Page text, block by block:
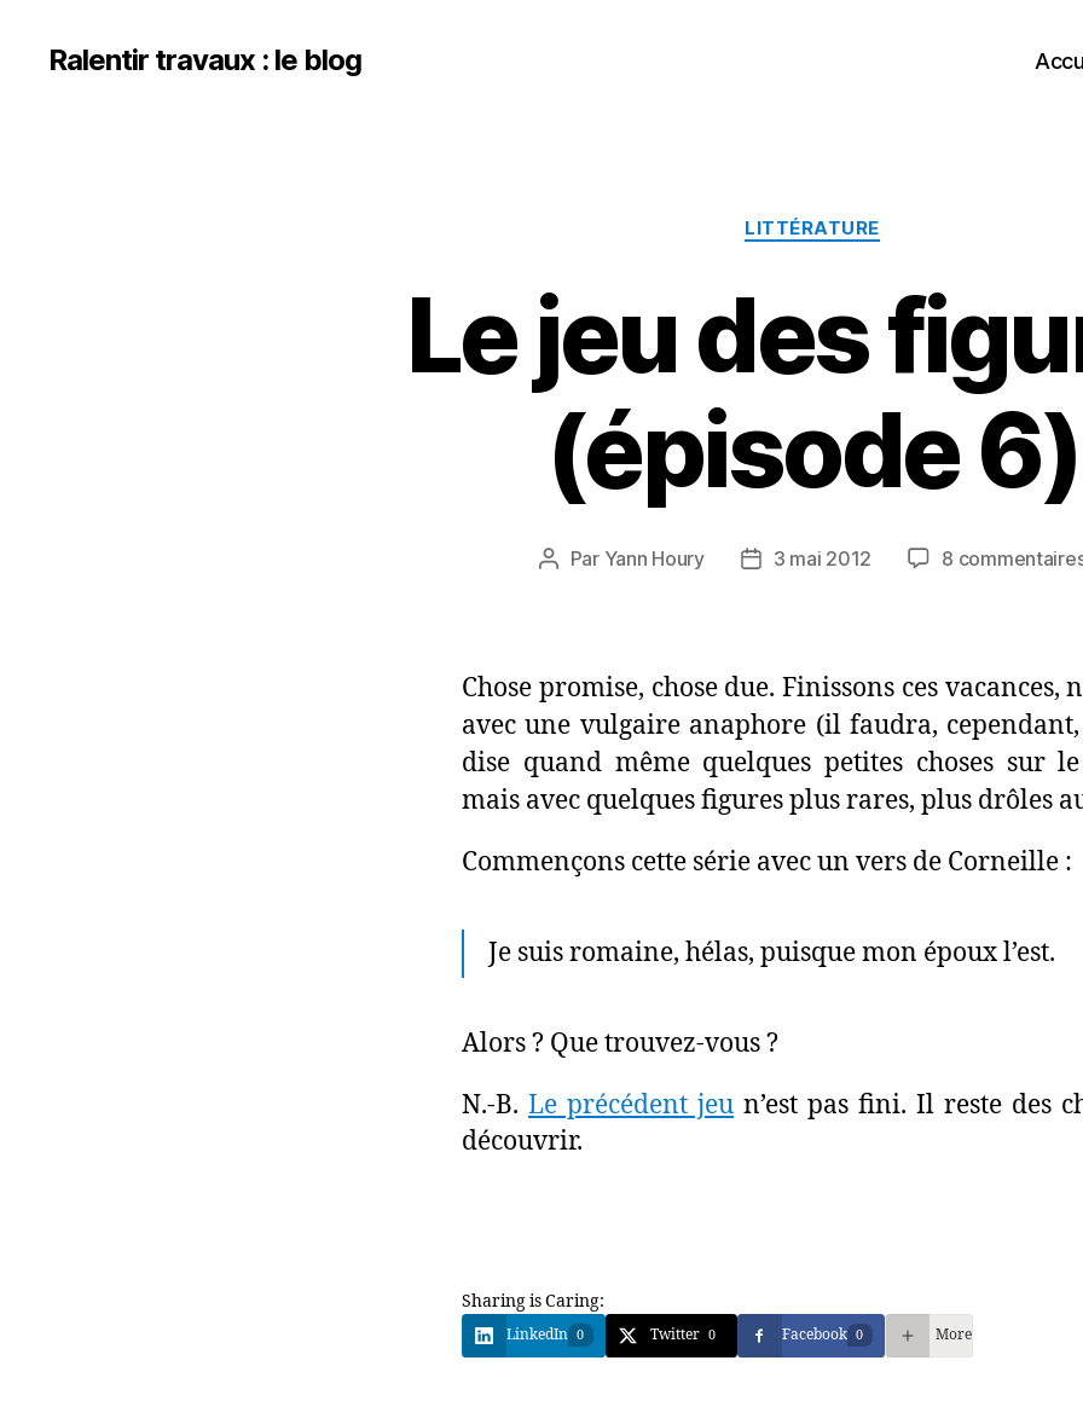
Ralentir travaux : le blog
Catégories
LITTÉRATURE
Le jeu des
(épisode 6)
Auteur
Par Yann Houry
Date3 mai 2012 8
Chose promise, chose due. Finissons ces vacances,
avec une vulgaire anaphore (il faudra,
dise quand même quelques petites choses sur
mais avec quelques figures plus rares, plus drôles
Commençons cette série avec un vers de Corneille :
Je suis romaine, hélas, puisque mon époux l’est.
Alors ? Que trouvez-vous ?
N.-B. Le précédent jeu n’est pas fini. Il reste des
découvrir.
Sharing is Caring:
LinkedIn 0 Twitter 0 Facebook 0 More